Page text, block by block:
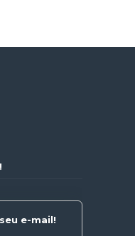
e-mail!